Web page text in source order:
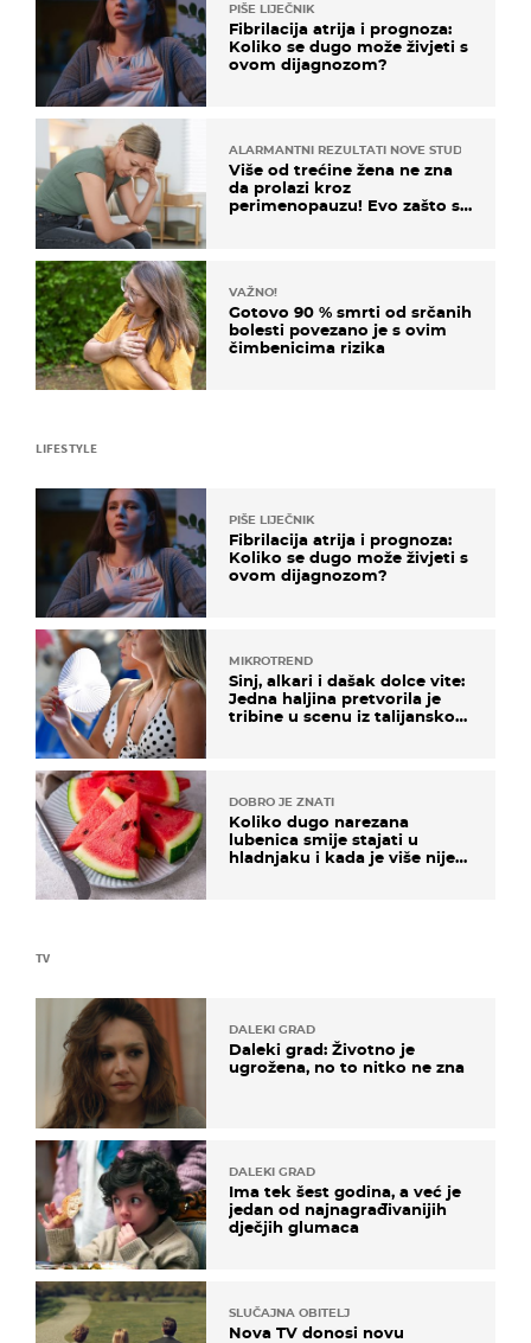
PIŠE LIJEČNIK
Fibrilacija atrija i prognoza:
Koliko se dugo može živjeti s
ovom dijagnozom?
ALARMANTNI REZULTATI NOVE STUDIJE
Više od trećine žena ne zna
da prolazi kroz
perimenopauzu! Evo zašto su
VAŽNO!
Gotovo 90 % smrti od srčanih
bolesti povezano je s ovim
čimbenicima rizika
TV
DALEKI GRAD
Daleki grad: Životno je
ugrožena, no to nitko ne zna
DALEKI GRAD
Ima tek šest godina, a već je
jedan od najnagrađivanijih
dječjih glumaca
SLUČAJNA OBITELJ
Nova TV donosi novu
LIFESTYLE
PIŠE LIJEČNIK
Fibrilacija atrija i prognoza:
Koliko se dugo može živjeti s
ovom dijagnozom?
MIKROTREND
Sinj, alkari i dašak dolce vite:
Jedna haljina pretvorila je
tribine u scenu iz talijanskog
DOBRO JE ZNATI
Koliko dugo narezana
lubenica smije stajati u
hladnjaku i kada je više nije